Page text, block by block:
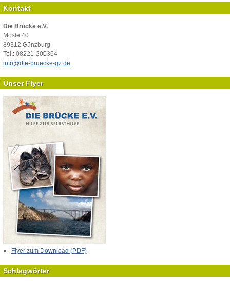
Kontakt
Die Brücke e.V.
Mösle 40
89312 Günzburg
Tel.: 08221-200364
info@die-bruecke-gz.de
Unser Flyer
Flyer zum Download (PDF)
Schlagwörter